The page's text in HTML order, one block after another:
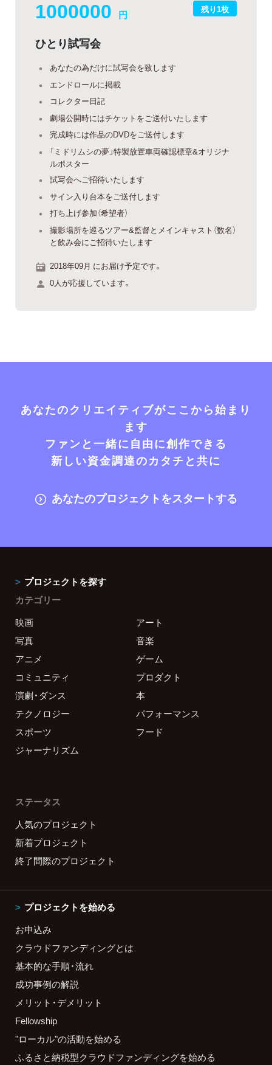
残り1枚
1000000 円
ひとり試写会
あなたの為だけに試写会を致します
エンドロールに掲載
コレクター日記
劇場公開時にはチケットをご送付いたします
完成時には作品のDVDをご送付します
「ミドリムシの夢」特製放置車両確認標章&オリジナ
ルポスター
試写会へご招待いたします
サイン入り台本をご送付します
打ち上げ参加（希望者）
撮影場所を巡るツアー&監督とメインキャスト（数名）
と飲み会にご招待いたします
2018年09月 にお届け予定です。
0人が応援しています。
あなたのクリエイティブがここから始まり
ます
ファンと一緒に自由に創作できる
新しい資金調達のカタチと共に
あなたのプロジェクトをスタートする
プロジェクトを探す
カテゴリー
映画
アート
写真
音楽
アニメ
ゲーム
コミュニティ
プロダクト
演劇・ダンス
本
テクノロジー
パフォーマンス
スポーツ
フード
ジャーナリズム
ステータス
人気のプロジェクト
新着プロジェクト
終了間際のプロジェクト
プロジェクトを始める
お申込み
クラウドファンディングとは
基本的な手順・流れ
成功事例の解説
メリット・デメリット
Fellowship
"ローカル"の活動を始める
ふるさと納税型クラウドファンディングを始める